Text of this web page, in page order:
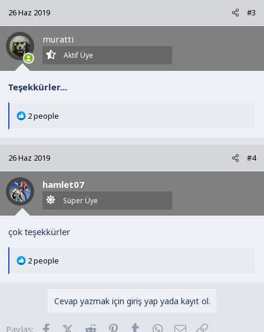
i
l
e
r
:
26 Haz 2019 #3
muratti
Aktif Üye
Teşekkürler...
T
i
l
e
r
2 people
26 Haz 2019 #4
hamlet07
Süper Üye
çok teşekkürler
T
2 people
Cevap yazmak için giriş yap yada kayıt ol.
Paylaş: FacebookX (Twitter)
Reddit Pinterest
Tumblr WhatsApp
E-posta